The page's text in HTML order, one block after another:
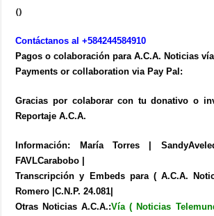
()
Contáctanos al +584244584910
Pagos o colaboración para A.C.A. Noticias
Payments or collaboration via Pay Pal:
Gracias por colaborar con tu donativo o
Reportaje A.C.A.
Información: María Torres |
FAVLCarabobo |
Transcripción y Embeds para ( A.C.A.
Romero |C.N.P. 24.081|
Otras Noticias A.C.A.:Vía ( Noticias